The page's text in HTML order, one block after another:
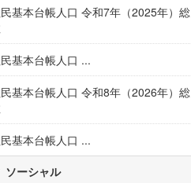
基本台帳人口 令和7年（2025年）総
基本台帳人口 ...
基本台帳人口 令和8年（2026年）総
基本台帳人口 ...
ソーシャル